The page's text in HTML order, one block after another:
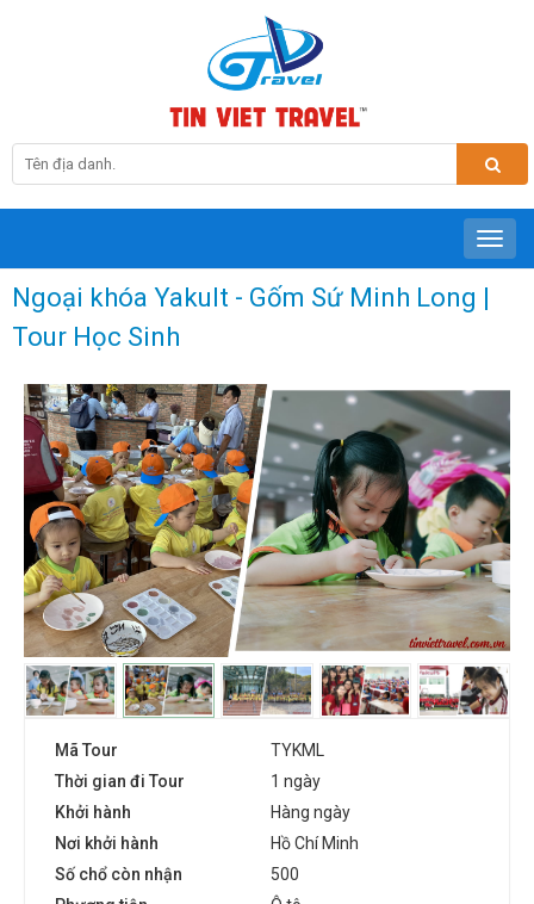
Ngoại khóa Yakult - Gốm Sứ Minh Long |
Tour Học Sinh
Mã Tour
TYKML
Thời gian đi Tour
1 ngày
Khởi hành
Hàng ngày
Nơi khởi hành
Hồ Chí Minh
Số chổ còn nhận
500